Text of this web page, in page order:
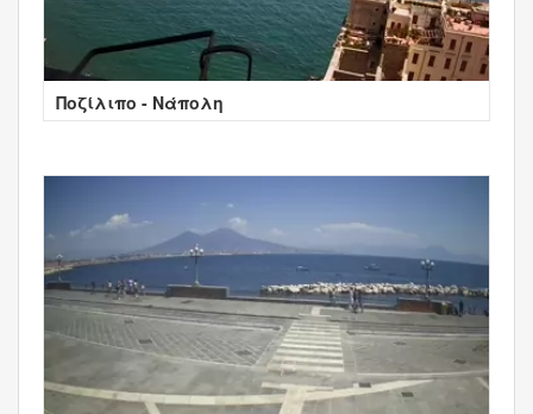
Ποζίλιπο - Νάπολη